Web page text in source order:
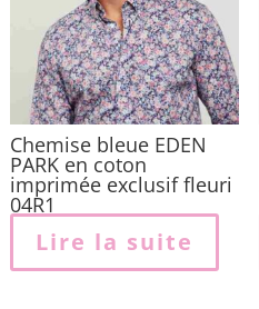
Chemise bleue EDEN
PARK en coton
imprimée exclusif fleuri
04R1
Lire la suite